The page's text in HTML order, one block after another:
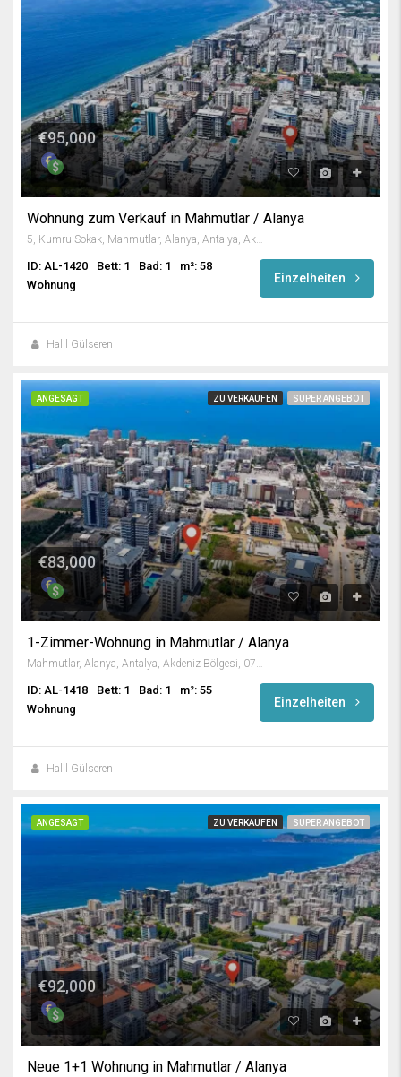
€95,000
Wohnung zum Verkauf in Mahmutlar / Alanya
ID: AL-1420 Bett: 1 Bad: 1
m²: 58
Wohnung
Einzelheiten
Halil Gülseren
ANGESAGT ZU VERKAUFEN SUPER ANGEBOT
€83,000
1-Zimmer-Wohnung in Mahmutlar / Alanya
Mahmutlar, Alanya, Antalya, Akdeniz Bölgesi, 07450, Türkiye
ID: AL-1418 Bett: 1 Bad: 1
m²: 55
Wohnung
Einzelheiten
Halil Gülseren
ANGESAGT ZU VERKAUFEN SUPER ANGEBOT
€92,000
Neue 1+1 Wohnung in Mahmutlar / Alanya